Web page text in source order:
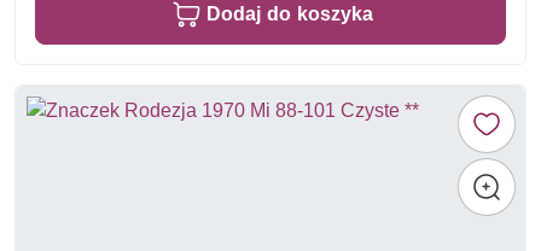
Dodaj do koszyka